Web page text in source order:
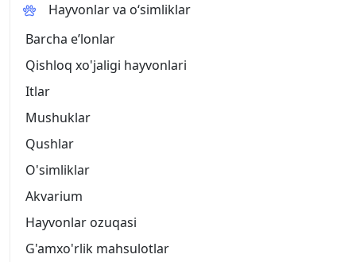
Hayvonlar va o‘simliklar
Barcha eʼlonlar
Qishloq xo'jaligi hayvonlari
Itlar
Mushuklar
Qushlar
O'simliklar
Akvarium
Hayvonlar ozuqasi
G'amxo'rlik mahsulotlar